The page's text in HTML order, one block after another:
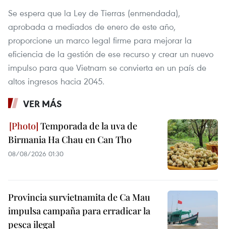
Se espera que la Ley de Tierras (enmendada),
aprobada a mediados de enero de este año,
proporcione un marco legal firme para mejorar la
eficiencia de la gestión de ese recurso y crear un nuevo
impulso para que Vietnam se convierta en un país de
altos ingresos hacia 2045.
VER MÁS
Temporada de la uva de
Birmania Ha Chau en Can Tho
08/08/2026 01:30
Provincia survietnamita de Ca Mau
impulsa campaña para erradicar la
pesca ilegal